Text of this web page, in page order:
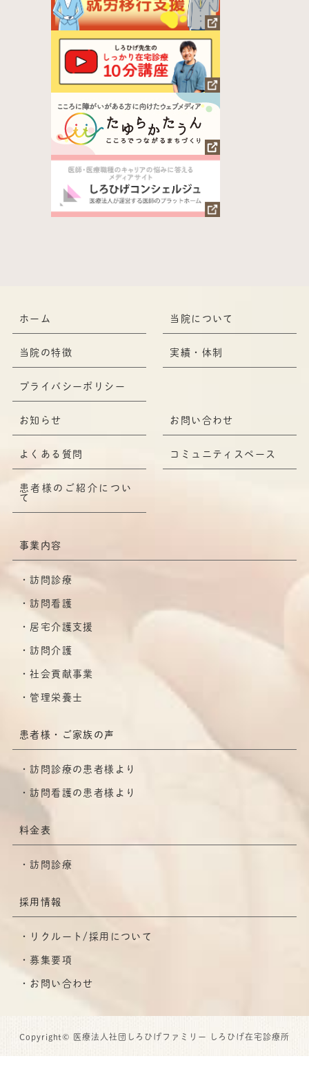
ホーム 当院について
当院の特徴 実績・体制
プライバシーポリシー
お知らせ お問い合わせ
よくある質問 コミュニティスペース
患者様のご紹介につい
て
事業内容
訪問診療
訪問看護
居宅介護支援
訪問介護
社会貢献事業
管理栄養士
患者様・ご家族の声
訪問診療の患者様より
訪問看護の患者様より
料金表
訪問診療
採用情報
リクルート/採用について
募集要項
お問い合わせ
Copyright© 医療法人社団しろひげファミリー しろひげ在宅診療所